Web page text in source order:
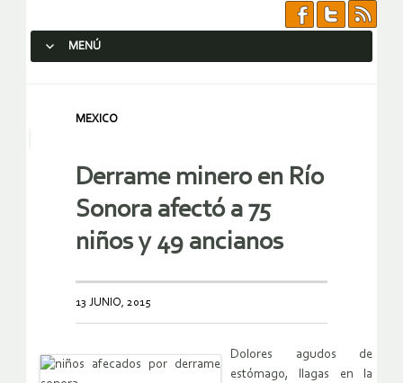
MENÚ
MEXICO
Derrame minero en Río
Sonora afectó a 75
niños y 49 ancianos
13 JUNIO, 2015
Dolores agudos de
estómago, llagas en la